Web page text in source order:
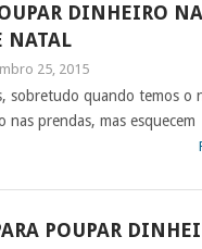
DINHEIRO NA
NATAL
25, 2015
sobretudo quando temos o
prendas, mas esquecem
POUPAR